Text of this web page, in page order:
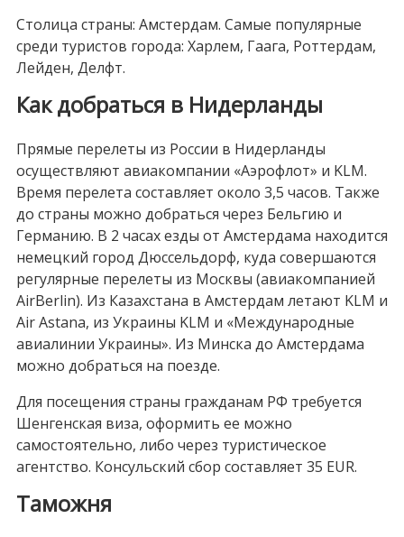
Столица страны: Амстердам. Самые популярные
среди туристов города: Харлем, Гаага, Роттердам,
Лейден, Делфт.
Как добраться в Нидерланды
Прямые перелеты из России в Нидерланды
осуществляют авиакомпании «Аэрофлот» и KLM.
Время перелета составляет около 3,5 часов. Также
до страны можно добраться через Бельгию и
Германию. В 2 часах езды от Амстердама находится
немецкий город Дюссельдорф, куда совершаются
регулярные перелеты из Москвы (авиакомпанией
AirBerlin). Из Казахстана в Амстердам летают KLM и
Air Astana, из Украины KLM и «Международные
авиалинии Украины». Из Минска до Амстердама
можно добраться на поезде.
Для посещения страны гражданам РФ требуется
Шенгенская виза, оформить ее можно
самостоятельно, либо через туристическое
агентство. Консульский сбор составляет 35 EUR.
Таможня